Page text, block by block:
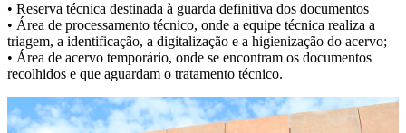
• Reserva técnica destinada à guarda definitiva dos documentos
• Área de processamento técnico, onde a equipe técnica realiza a
triagem, a identificação, a digitalização e a higienização do acervo;
• Área de acervo temporário, onde se encontram os documentos
recolhidos e que aguardam o tratamento técnico.